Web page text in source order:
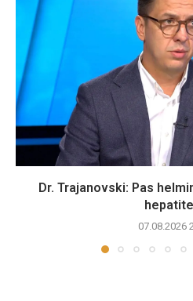
Dr. Trajanovski: Pas
07.08.2026